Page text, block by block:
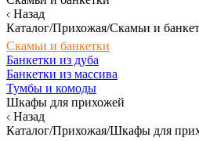
Назад
Каталог/Прихожая/Скамьи и
Скамьи и банкетки
Банкетки из дуба
Банкетки из массива
Тумбы и комоды
Шкафы для прихожей
Назад
Каталог/Прихожая/Шкафы для